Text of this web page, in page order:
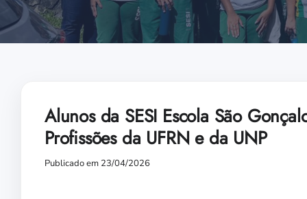
Alunos da SESI Escola São
Profissões da UFRN e da UNP
Publicado em 23/04/2026